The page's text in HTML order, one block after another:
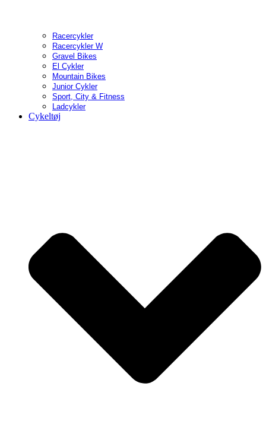
Racercykler
Racercykler W
Gravel Bikes
El Cykler
Mountain Bikes
Junior Cykler
Sport, City & Fitness
Ladcykler
Cykeltøj